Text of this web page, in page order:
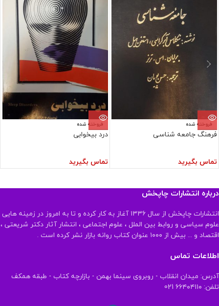
فروخته شده
فرهنگ جامعه شناسی
تماس بگیرید
فروخته شده
درد بیخوابی
تماس بگیرید
درباره انتشارات چاپخش
انتشارات چاپخش از سال ۱۳۳۶ آغاز به کار کرده و تا به امروز در زمینه هایی
علوم سیاسی و روابط بین الملل ، علوم اجتماعی ، انتشار آثار دکتر شریعتی ،
اقتصاد و ... بیش از ۱۰۰۰ عنوان کتاب روانه بازار نشر کرده است .
اطلاعات تماس
آدرس: میدان انقلاب - روبروی سینما بهمن - بازارچه کتاب - طبقه همکف
تلفن: ۶۶۴۰۴۱۱۰ 021